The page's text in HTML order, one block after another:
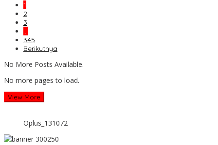
1
2
3
…
345
Berikutnya
No More Posts Available.
No more pages to load.
View More
Oplus_131072